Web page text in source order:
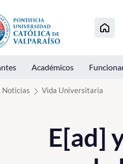
al contenido
Académicos
Noticias Vida Universitaria
E[ad]